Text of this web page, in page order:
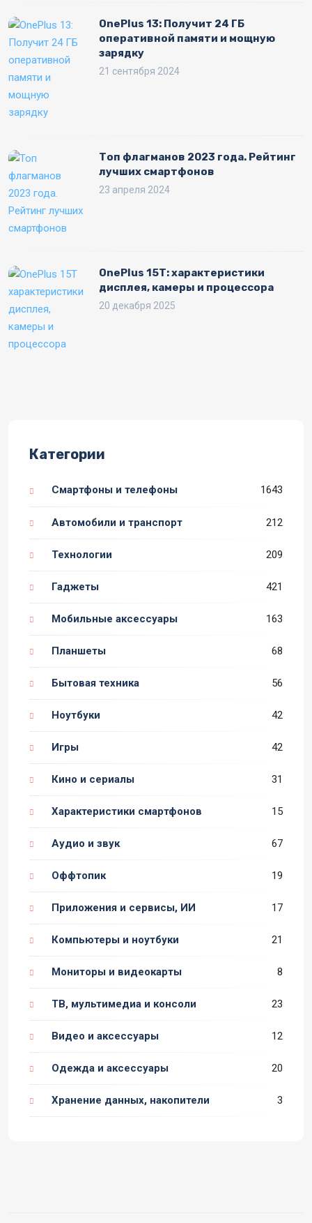
OnePlus 13: Получит 24 ГБ
оперативной памяти и мощную
зарядку
21 сентября 2024
Топ флагманов 2023 года. Рейтинг
лучших смартфонов
23 апреля 2024
OnePlus 15T: характеристики
дисплея, камеры и процессора
20 декабря 2025
Категории
Смартфоны и телефоны 1643
Автомобили и транспорт 212
Технологии 209
Гаджеты 421
Мобильные аксессуары 163
Планшеты 68
Бытовая техника 56
Ноутбуки 42
Игры 42
Кино и сериалы 31
Характеристики смартфонов 15
Аудио и звук 67
Оффтопик 19
Приложения и сервисы, ИИ 17
Компьютеры и ноутбуки 21
Мониторы и видеокарты 8
ТВ, мультимедиа и консоли 23
Видео и аксессуары 12
Одежда и аксессуары 20
Хранение данных, накопители 3